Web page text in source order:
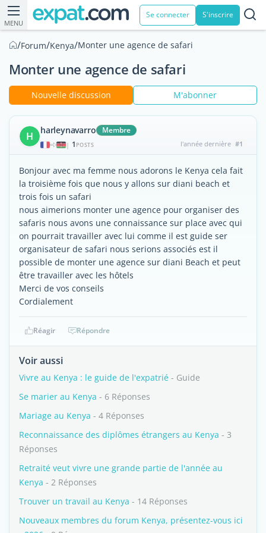
MENU
Se connecter S'inscrire
/Forum/Kenya/Monter une agence de safari
Monter une agence de safari
Nouvelle discussion M'abonner
H harleynavarro Membre
| 1 POSTS l'année dernière #1
Bonjour avec ma femme nous adorons le Kenya cela fait
la troisième fois que nous y allons sur diani beach et
trois fois un safari
nous aimerions monter une agence pour organiser des
safaris nous avons une connaissance sur place avec qui
on pourrait travailler avec lui comme il est guide ser
organisateur de safari nous serions associés est il
possible de monter une agence sur diani Beach et peut
être travailler avec les hôtels
Merci de vos conseils
Cordialement
Réagir Répondre
Voir aussi
Vivre au Kenya : le guide de l'expatrié - Guide
Se marier au Kenya - 6 Réponses
Mariage au Kenya - 4 Réponses
Reconnaissance des diplômes étrangers au Kenya - 3
Réponses
Retraité veut vivre une grande partie de l'année au
Kenya - 2 Réponses
Trouver un travail au Kenya - 14 Réponses
Nouveaux membres du forum Kenya, présentez-vous ici